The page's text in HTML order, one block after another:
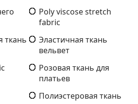
Poly viscose stretch
fabric
ткань
Эластичная ткань
вельвет
Розовая ткань для
платьев
Полиэстеровая ткань